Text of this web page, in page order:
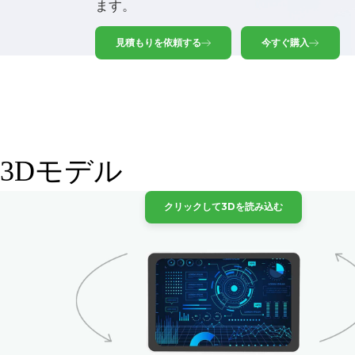
ます。
見積もりを依頼する 今すぐ購入
3Dモデル
クリックして3Dを読み込む